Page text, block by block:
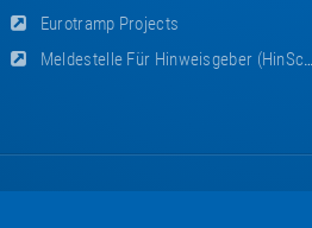
Eurotramp Projects
Meldestelle Für Hinweisgeber (HinSchG)